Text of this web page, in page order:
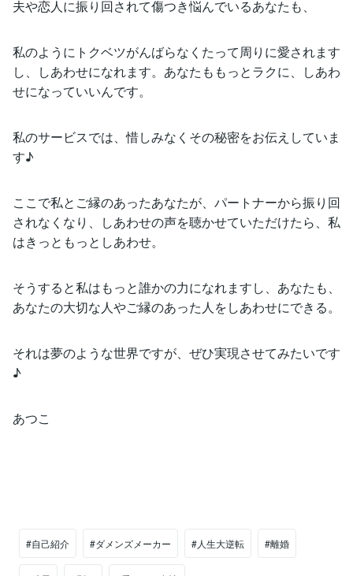
夫や恋人に振り回されて傷つき悩んでいるあなたも、
私のようにトクベツがんばらなくたって周りに愛されます
し、しあわせになれます。あなたももっとラクに、しあわ
せになっていいんです。
私のサービスでは、惜しみなくその秘密をお伝えしていま
す♪
ここで私とご縁のあったあなたが、パートナーから振り回
されなくなり、しあわせの声を聴かせていただけたら、私
はきっともっとしあわせ。
そうすると私はもっと誰かの力になれますし、あなたも、
あなたの大切な人やご縁のあった人をしあわせにできる。
それは夢のような世界ですが、ぜひ実現させてみたいです
♪
あつこ
#自己紹介 #ダメンズメーカー #人生大逆転 #離婚